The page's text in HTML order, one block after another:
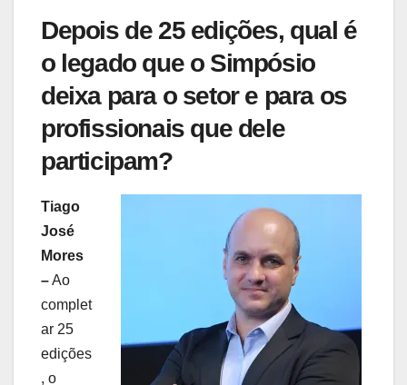
Depois de 25 edições, qual é
o legado que o Simpósio
deixa para o setor e para os
profissionais que dele
participam?
Tiago
José
Mores
–Ao
complet
ar 25
edições
, o